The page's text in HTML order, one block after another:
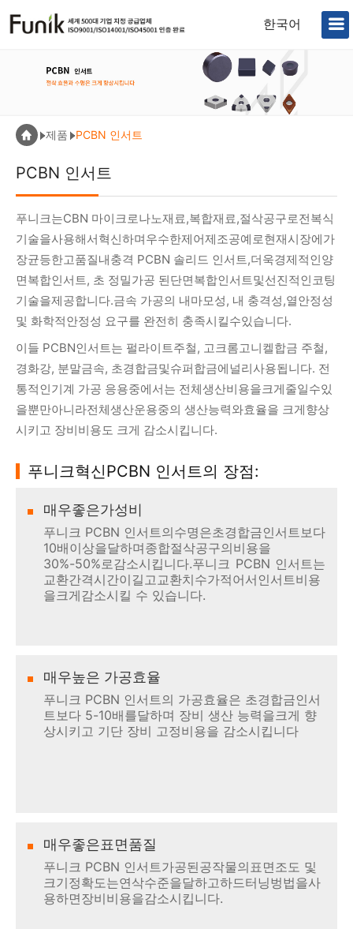
한국어
제품 PCBN 인서트
PCBN 인서트
푸니크는CBN 마이크로나노재료,복합재료,절삭공구로전복식
기술을사용해서혁신하며우수한제어제조공예로현재시장에가
장균등한고품질내충격 PCBN 솔리드 인서트,더욱경제적인양
면복합인서트, 초 정밀가공 된단면복합인서트및선진적인코팅
기술을제공합니다.금속 가공의 내마모성, 내 충격성,열안정성
및 화학적안정성 요구를 완전히 충족시킬수있습니다.
이들 PCBN인서트는 펄라이트주철, 고크롬고니켈합금 주철,
경화강, 분말금속, 초경합금및슈퍼합금에널리사용됩니다. 전
통적인기계 가공 응용중에서는 전체생산비용을크게줄일수있
을뿐만아니라전체생산운용중의 생산능력와효율을 크게향상
시키고 장비비용도 크게 감소시킵니다.
푸니크혁신PCBN 인서트의 장점:
매우좋은가성비
푸니크 PCBN 인서트의수명은초경합금인서트보다
10배이상을달하며종합절삭공구의비용을
30%-50%로감소시킵니다.푸니크 PCBN 인서트는
교환간격시간이길고교환치수가적어서인서트비용
을크게감소시킬 수 있습니다.
매우높은 가공효율
푸니크 PCBN 인서트의 가공효율은 초경합금인서
트보다 5-10배를달하며 장비 생산 능력을크게 향
상시키고 기단 장비 고정비용을 감소시킵니다
매우좋은표면품질
푸니크 PCBN 인서트가공된공작물의표면조도 및
크기정확도는연삭수준을달하고하드터닝벙법을사
용하면장비비용을감소시킵니다.